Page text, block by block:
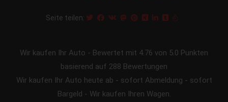
Seite teilen:
Wir kaufen Ihr Auto - Bewertet mit 4.76 von 5.0 Punkten
basierend auf 288 Bewertungen
Wir kaufen Ihr Auto heute ab - sofort Abmeldung - sofort
Bargeld - Wir kaufen Ihren Wagen.